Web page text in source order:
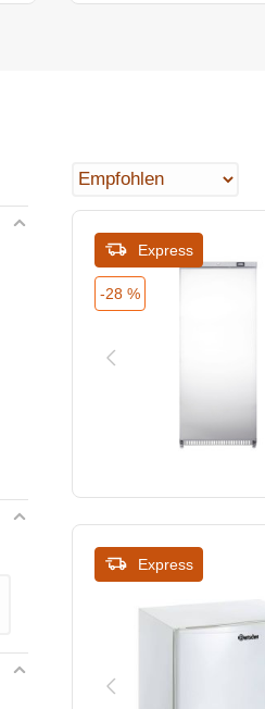
-28 %
Express
Express